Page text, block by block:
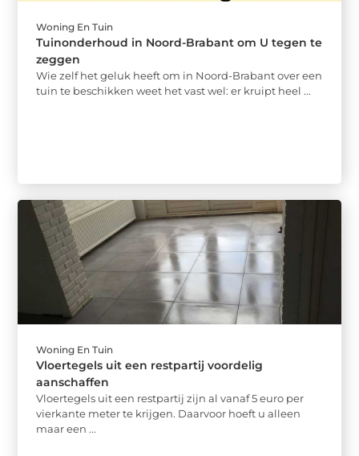
Woning En Tuin
Tuinonderhoud in Noord-Brabant om U tegen te
zeggen
Wie zelf het geluk heeft om in Noord-Brabant over een
tuin te beschikken weet het vast wel: er kruipt heel ...
Woning En Tuin
Vloertegels uit een restpartij voordelig
aanschaffen
Vloertegels uit een restpartij zijn al vanaf 5 euro per
vierkante meter te krijgen. Daarvoor hoeft u alleen
maar een ...